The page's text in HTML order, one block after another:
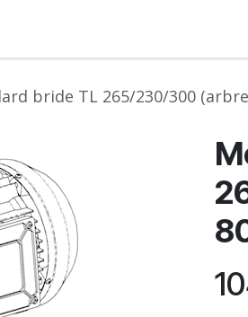
bride TL 265/230/300